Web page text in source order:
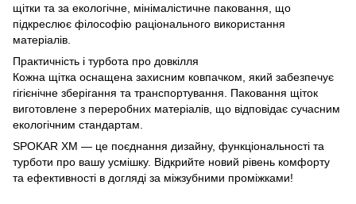
щітки та за екологічне, мінімалістичне паковання, що
підкреслює філософію раціонального використання
матеріалів.
Практичність і турбота про довкілля
Кожна щітка оснащена захисним ковпачком, який забезпечує
гігієнічне зберігання та транспортування. Паковання щіток
виготовлене з переробних матеріалів, що відповідає сучасним
екологічним стандартам.
SPOKAR XM — це поєднання дизайну, функціональності та
турботи про вашу усмішку. Відкрийте новий рівень комфорту
та ефективності в догляді за міжзубними проміжками!